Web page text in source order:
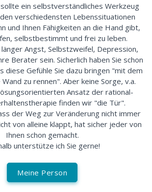
ein selbstverständliches Werkzeug
verschiedensten Lebenssituationen
und Ihnen Fähigkeiten an die Hand gibt,
selbstbestimmt und frei zu leben.
länger Angst, Selbstzweifel, Depression,
Berater sein. Sicherlich haben Sie schon
diese Gefühle Sie dazu bringen "mit dem
zu rennen". Aber keine Sorge, v.a.
Ansatz der rational-
finden wir "die Tür".
der Weg zur Veränderung nicht immer
von alleine klappt, hat sicher jeder von
Ihnen schon gemacht.
unterstütze ich Sie gerne!
Meine Person